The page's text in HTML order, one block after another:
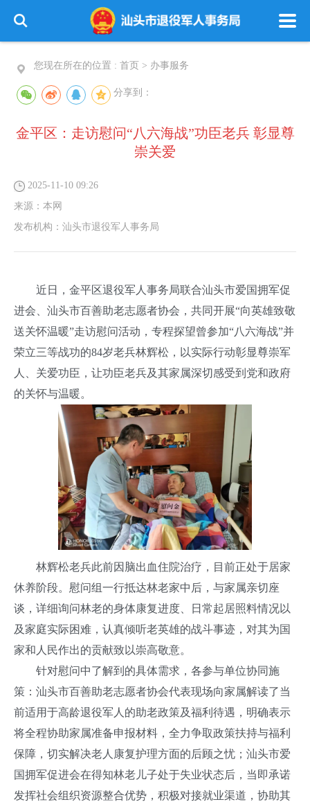
您现在所在的位置 : 首页 > 办事服务
分享到：
金平区：走访慰问“八六海战”功臣老兵 彰显尊
崇关爱
2025-11-10 09:26
来源： 本网
发布机构： 汕头市退役军人事务局
近日，金平区退役军人事务局联合汕头市爱国拥军促
进会、汕头市百善助老志愿者协会，共同开展“向英雄致敬
送关怀温暖”走访慰问活动，专程探望曾参加“八六海战”并
荣立三等战功的84岁老兵林辉松，以实际行动彰显尊崇军
人、关爱功臣，让功臣老兵及其家属深切感受到党和政府
的关怀与温暖。
林辉松老兵此前因脑出血住院治疗，目前正处于居家
休养阶段。慰问组一行抵达林老家中后，与家属亲切座
谈，详细询问林老的身体康复进度、日常起居照料情况以
及家庭实际困难，认真倾听老英雄的战斗事迹，对其为国
家和人民作出的贡献致以崇高敬意。
针对慰问中了解到的具体需求，各参与单位协同施
策：汕头市百善助老志愿者协会代表现场向家属解读了当
前适用于高龄退役军人的助老政策及福利待遇，明确表示
将全程协助家属准备申报材料，全力争取政策扶持与福利
保障，切实解决老人康复护理方面的后顾之忧；汕头市爱
国拥军促进会在得知林老儿子处于失业状态后，当即承诺
发挥社会组织资源整合优势，积极对接就业渠道，协助其